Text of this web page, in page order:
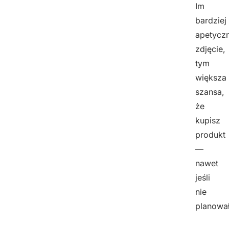
Im
bardziej
zdjęcie,
tym
większa
szansa,
że
kupisz
produkt
—
nawet
jeśli
nie